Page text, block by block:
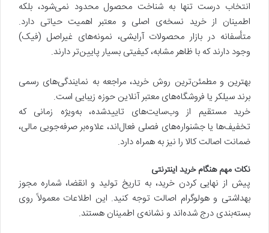
انتخاب درست تنها به شناخت محصول محدود نمی‌شود، بلکه
اطمینان از خرید نسخه‌ی اصلی و معتبر اهمیت حیاتی دارد.
متأسفانه در بازار محصولات آرایشی، نمونه‌های غیراصل (فیک)
وجود دارند که با ظاهر مشابه، کیفیتی بسیار پایین‌تر دارند.
بهترین و مطمئن‌ترین روش خرید، مراجعه به نمایندگی‌های رسمی
برند سیلکر یا فروشگاه‌های معتبر آنلاین حوزه زیبایی است.
خرید مستقیم از وب‌سایت‌های تاییدشده، به‌ویژه زمانی که
تخفیف‌ها یا جشنواره‌های فصلی فعال‌اند، علاوه‌بر صرفه‌جویی مالی،
ضمانت اصالت کالا را نیز به همراه دارد.
نکات مهم هنگام خرید اینترنتی
پیش از نهایی کردن خرید، به تاریخ تولید و انقضا، شماره مجوز
بهداشتی و هولوگرام اصالت توجه کنید. این اطلاعات معمولاً روی
بسته‌بندی درج شده‌اند و نشانه‌ی اطمینان هستند.